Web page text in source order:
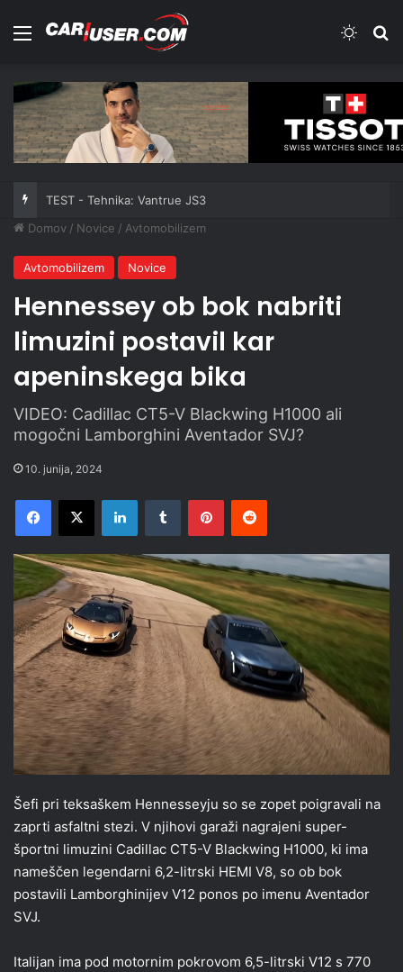
Meni
TEST - Tehnika: Vantrue JS3
Domov / Novice / Avtomobilizem
Avtomobilizem Novice
Hennessey ob bok nabriti
limuzini postavil kar
apeninskega bika
VIDEO: Cadillac CT5-V Blackwing H1000 ali
mogočni Lamborghini Aventador SVJ?
10. junija, 2024
Facebook
X LinkedInTumblr PinterestReddit
Šefi pri teksaškem Hennesseyju so se zopet poigravali na
zaprti asfaltni stezi. V njihovi garaži nagrajeni super-
športni limuzini Cadillac CT5-V Blackwing H1000, ki ima
nameščen legendarni 6,2-litrski HEMI V8, so ob bok
postavili Lamborghinijev V12 ponos po imenu Aventador
SVJ.
Italijan ima pod motornim pokrovom 6,5-litrski V12 s 770